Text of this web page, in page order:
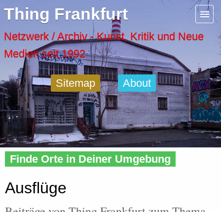
Thing Frankfurt
Netzwerk / Archiv - Kunst, Kritik und Neue
Medien seit 1992
Sitemap About
Home »Tags» Ausflug
Finde Orte in Deiner Umgebung
Ausflüge
Menu
Artspaces
Cool Places
Frankfurt Diary
Activity
Recent Posts